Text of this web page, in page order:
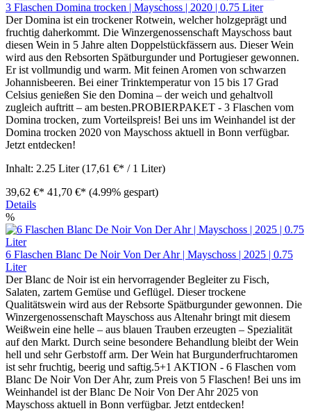
3 Flaschen Domina trocken | Mayschoss | 2020 | 0.75 Liter
Der Domina ist ein trockener Rotwein, welcher holzgeprägt und
fruchtig daherkommt. Die Winzergenossenschaft Mayschoss baut
diesen Wein in 5 Jahre alten Doppelstückfässern aus. Dieser Wein
wird aus den Rebsorten Spätburgunder und Portugieser gewonnen.
Er ist vollmundig und warm. Mit feinen Aromen von schwarzen
Johannisbeeren. Bei einer Trinktemperatur von 15 bis 17 Grad
Celsius genießen Sie den Domina – der weich und gehaltvoll
zugleich auftritt – am besten.PROBIERPAKET - 3 Flaschen vom
Domina trocken, zum Vorteilspreis! Bei uns im Weinhandel ist der
Domina trocken 2020 von Mayschoss aktuell in Bonn verfügbar.
Jetzt entdecken!
Inhalt: 2.25 Liter(17,61 €* / 1 Liter)
39,62 €* 41,70 €* (4.99% gespart)
Details
%
6 Flaschen Blanc De Noir Von Der Ahr | Mayschoss | 2025 | 0.75
Liter
Der Blanc de Noir ist ein hervorragender Begleiter zu Fisch,
Salaten, zartem Gemüse und Geflügel. Dieser trockene
Qualitätswein wird aus der Rebsorte Spätburgunder gewonnen. Die
Winzergenossenschaft Mayschoss aus Altenahr bringt mit diesem
Weißwein eine helle – aus blauen Trauben erzeugten – Spezialität
auf den Markt. Durch seine besondere Behandlung bleibt der Wein
hell und sehr Gerbstoff arm. Der Wein hat Burgunderfruchtaromen
ist sehr fruchtig, beerig und saftig.5+1 AKTION - 6 Flaschen vom
Blanc De Noir Von Der Ahr, zum Preis von 5 Flaschen! Bei uns im
Weinhandel ist der Blanc De Noir Von Der Ahr 2025 von
Mayschoss aktuell in Bonn verfügbar. Jetzt entdecken!